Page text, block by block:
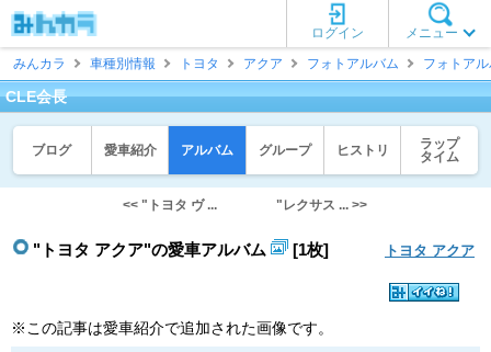
メニュー
ログイン
みんカラ
車種別情報 トヨタ アクア フォトアルバム フォトア
CLE会長
ブログ 愛車紹介 アルバム グループ ヒストリ
ラップ
タイム
<< "トヨタ ヴ ... "レクサス ... >>
"トヨタ アクア"の愛車アルバム [1枚] トヨタ アクア
※この記事は愛車紹介で追加された画像です。